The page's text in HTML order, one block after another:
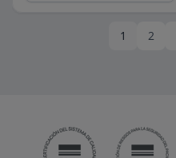
1 2